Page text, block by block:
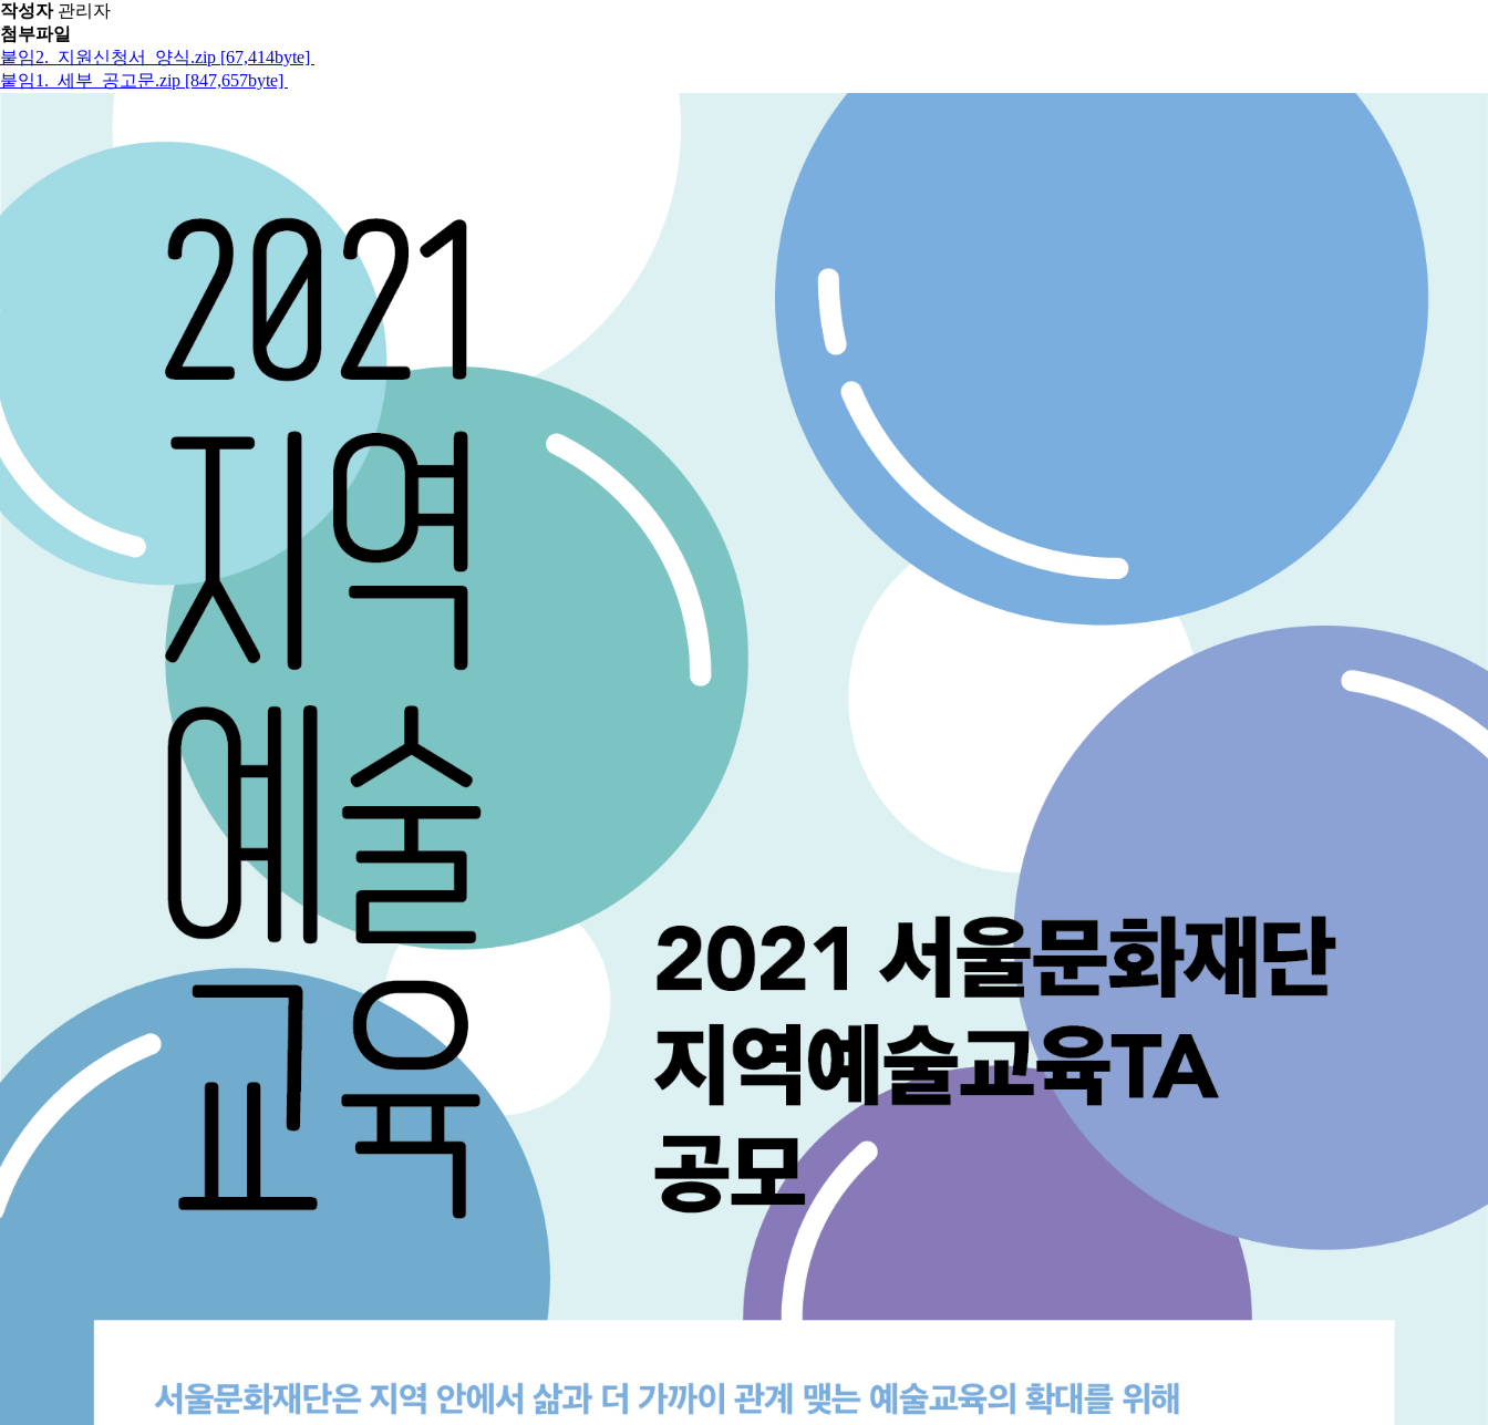
작성자 관리자
첨부파일
붙임2._지원신청서_양식.zip [67,414byte]
붙임1._세부_공고문.zip [847,657byte]